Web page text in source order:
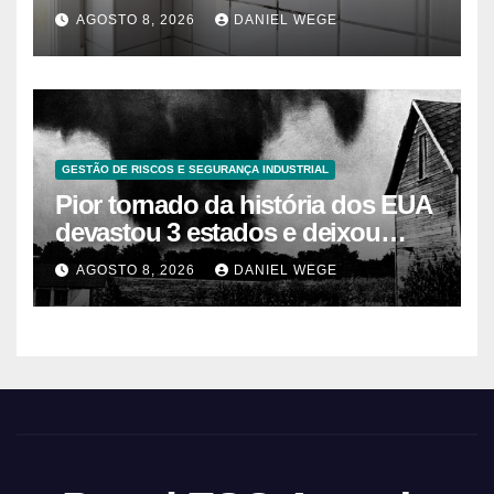
caseros efectivos
AGOSTO 8, 2026 DANIEL WEGE
GESTÃO DE RISCOS E SEGURANÇA INDUSTRIAL
Pior tornado da história dos EUA
devastou 3 estados e deixou
centenas de mortos
AGOSTO 8, 2026 DANIEL WEGE